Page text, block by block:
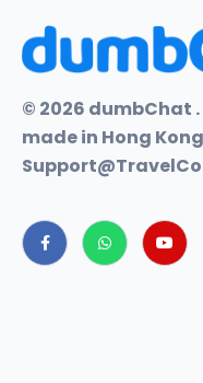
© 2026 dumbChat
made in Hong